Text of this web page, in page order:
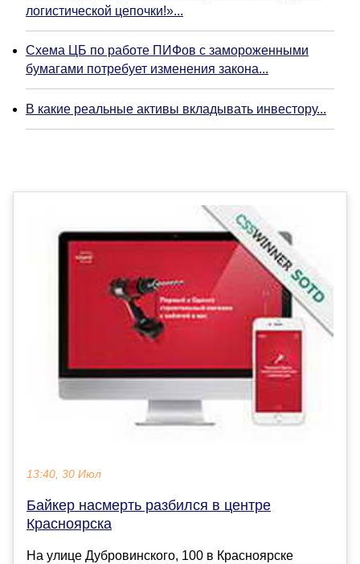
логистической цепочки!»...
Схема ЦБ по работе ПИФов с замороженными
бумагами потребует изменения закона...
В какие реальные активы вкладывать инвестору...
13:40, 30 Июл
Байкер насмерть разбился в центре
Красноярска
На улице Дубровинского, 100 в Красноярске